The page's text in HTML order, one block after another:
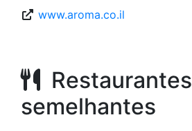
www.aroma.co.il
Restaurantes
semelhantes